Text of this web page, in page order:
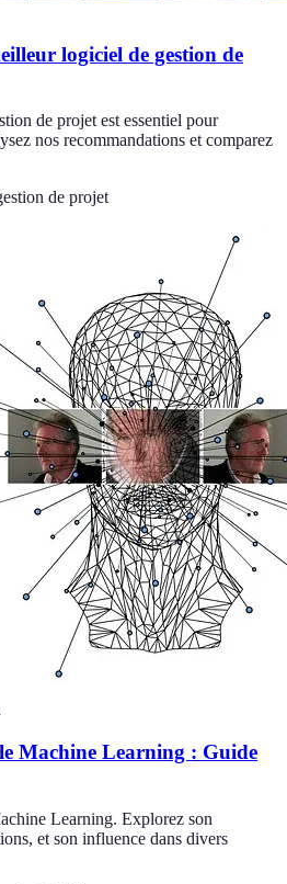
logiciel de gestion de
de projet est essentiel pour
nos recommandations et comparez
de projet
Machine Learning : Guide
Learning. Explorez son
et son influence dans divers